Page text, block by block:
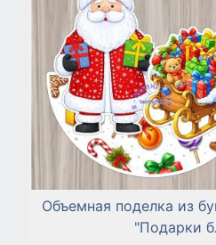
Объемная поделка из
"Подарки